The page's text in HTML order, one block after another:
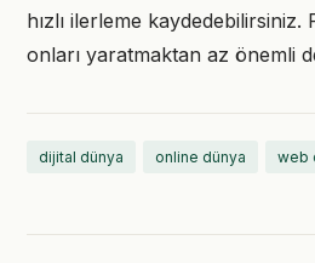
hızlı ilerleme kaydedebilirsiniz.
onları yaratmaktan az önemli
dijital dünya online dünya web